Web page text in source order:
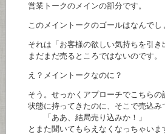
営業トークのメインの部分です。
このメイントークのゴールはなんでし
それは「お客様の欲しい気持ちを引き
まだまだ売るところではないのです。
え？メイントークなのに？
そう。せっかくアプローチでこちらの
状態に持ってきたのに、そこで売込み
「ああ、結局売り込みか！」
とまた聞いてもらえなくなっちゃいま